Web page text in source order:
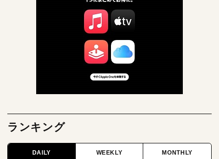
ランキング
DAILY WEEKLY MONTHLY